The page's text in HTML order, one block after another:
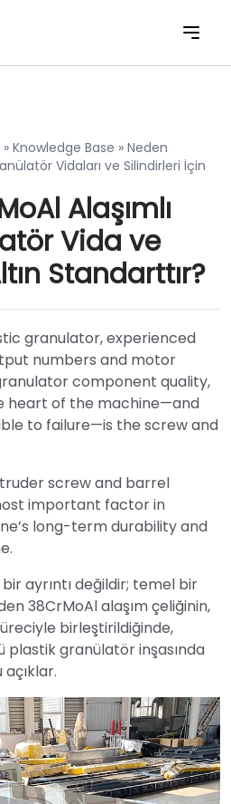
» Knowledge Base » Neden
Vidaları ve Silindirleri İçin
Alaşımlı
Vida ve
Standarttır?
granulator, experienced
numbers and motor
component quality,
heart of the machine—and
to failure—is the screw and
screw and barrel
important factor in
long-term durability and
ayrıntı değildir; temel bir
38CrMoAl alaşım çeliğinin,
birleştirildiğinde,
plastik granülatör inşasında